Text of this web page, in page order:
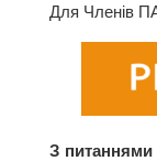
Для Членів
З питаннями